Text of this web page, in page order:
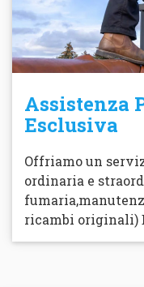
Assistenza
Esclusiva
Offriamo un
ordinaria e
ricambi originali)